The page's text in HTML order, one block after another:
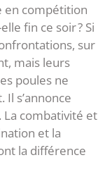
en compétition
fin ce soir ? Si
sur
mais leurs
poules ne
s’annonce
La combativité et
et la
la différence